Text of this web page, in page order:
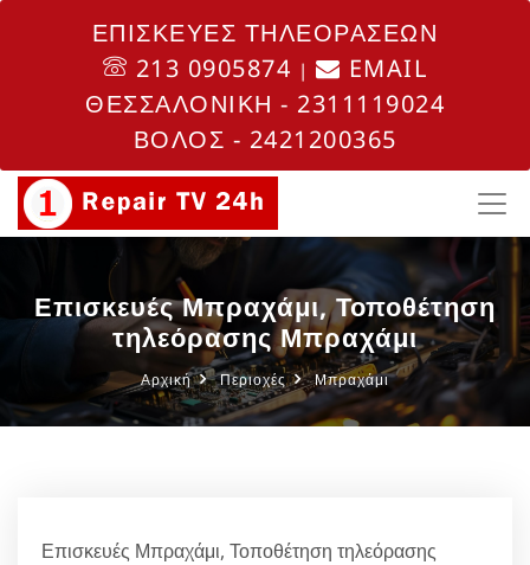
ΕΠΙΣΚΕΥΕΣ ΤΗΛΕΟΡΑΣΕΩΝ
213 0905874 |
EMAIL
ΘΕΣΣΑΛΟΝΙΚΗ - 2311119024
ΒΟΛΟΣ - 2421200365
Επισκευές Μπραχάμι, Τοποθέτηση
τηλεόρασης Μπραχάμι
Αρχική Περιοχές Μπραχάμι
Επισκευές Μπραχάμι, Τοποθέτηση τηλεόρασης